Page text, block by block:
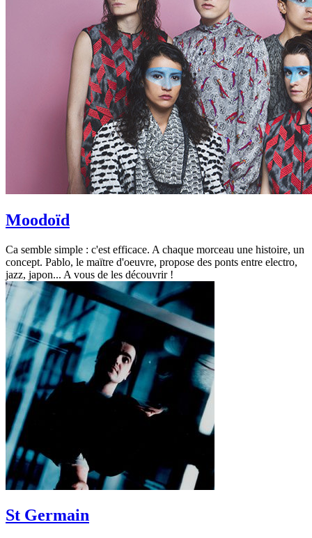
Moodoïd
Ca semble simple : c'est efficace. A chaque morceau une histoire, un
concept. Pablo, le maïtre d'oeuvre, propose des ponts entre electro,
jazz, japon... A vous de les découvrir !
St Germain